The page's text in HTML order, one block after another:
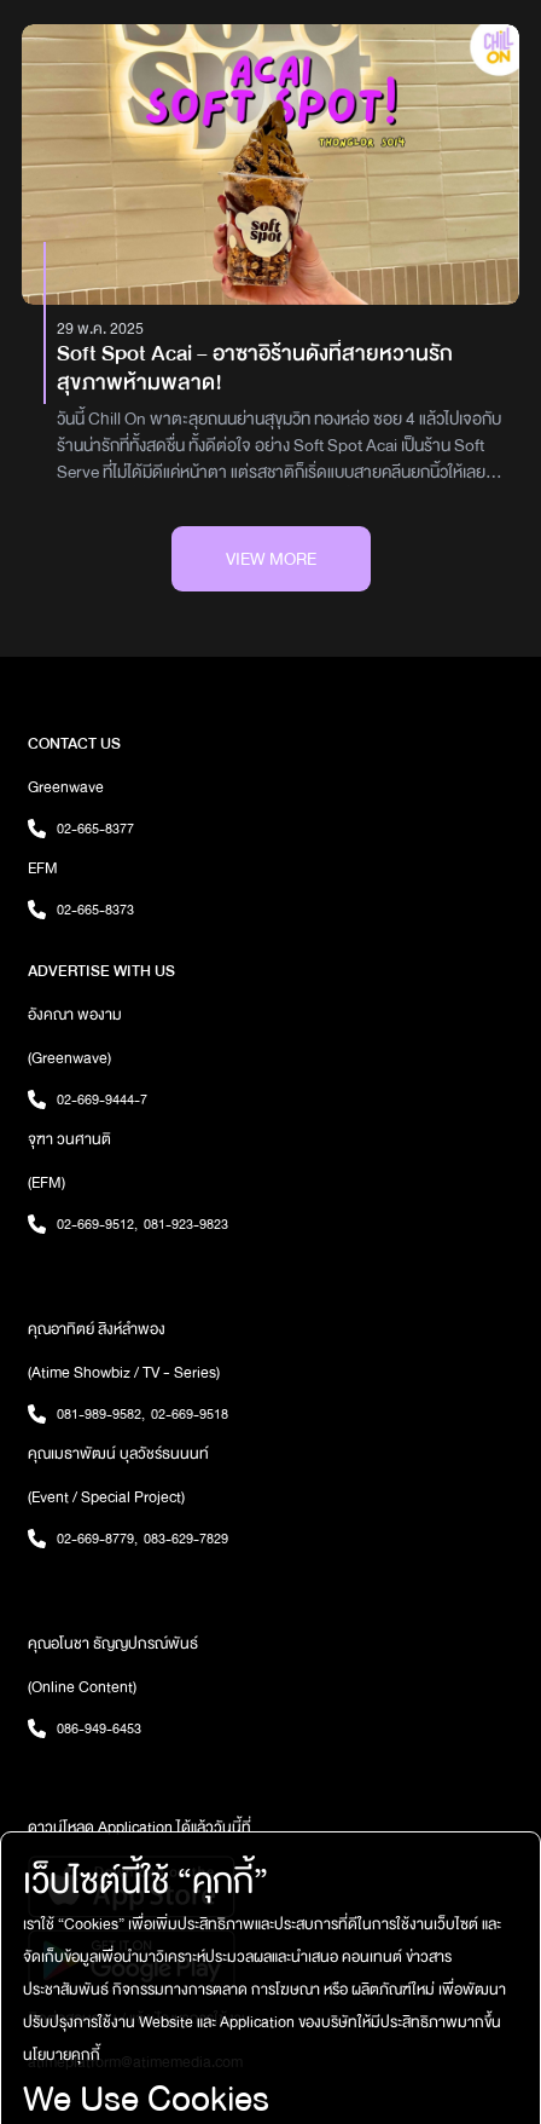
อากาศถ่ายเท น่าแวะไปนั่งกินเมนูของหวานเย็น ๆ ให้ชื่นใจเมนูของทาง
ร้านก็จะเป็นเมนูที่เกี่ยวกับเต้าหู้ทั้งหมด ไม่ว่าจะเป็นน้ำแข็งไส ไอศกรีม
และของทอด ใครที่ชื่นชอบเมนูเต้าหู้บอกเลยว่า โดนใจแน่นอนอากาศร้อน
ๆ แบบนี้ ต้องหาของหวานเย็น ๆ คลายร้อน จัดมา 3 เมนู น่ากินสุด ๆ ทั้ง
เมนู เต้าหู้นมสด+เฉาก๋วย+บัวลอย / น้ำแข็งไส+แป๊ะก๋วย+เฉาก๋วย แต่ละ
เมนูกินแล้วชื่นใจสุด ๆปิดท้ายด้วยเมนูของทอดที่ร้านบอกว่าเป็นเมนูที่
ห้ามพลาดเมื่อมาถึงที่นี่ "เต้าหู้ทอด" เสิร์ฟมาพร้อมกับน้ำจิ้ม กินกัน
เพลิน ๆ เลยใครผ่านไปย่านเยาวราช มองหาที่นั่งแวะพัก ลองแวะมานั่ง
ชิลที่ "โรงเต้าหู้" เพิ่มความสดชื่น ร้านเปิดทุกวัน ตั้งแต่เวลา 9.00 -
21.00 น. คอน้ำเต้าหู้ทั้งหลาย ต้องไม่พลาดมาแวะชิม
29 พ.ค. 2025
Soft Spot Acai – อาซาอิร้านดังที่สายหวานรัก
สุขภาพห้ามพลาด!
วันนี้ Chill On พาตะลุยถนนย่านสุขุมวิท ทองหล่อ ซอย 4 แล้วไปเจอกับ
ร้านน่ารักที่ทั้งสดชื่น ทั้งดีต่อใจ อย่าง Soft Spot Acai เป็นร้าน Soft
Serve ที่ไม่ได้มีดีแค่หน้าตา แต่รสชาติก็เริ่ดแบบสายคลีนยกนิ้วให้เลย
ต่าง ๆ และซอสหลากรส ใครชอบ peanut butter หรือ almond butter
ต้องเลิฟ! สำหรับสายสุขภาพ ที่นี่ใช้วัตถุดิบคุณภาพดี ไร้นม ไร้น้ำตาล
ขัดสี เป็น Plant-based 100% เลยนะเมนูที่เราลองวันนี้: Softspot for
ด้วยpistashio butter sauce หอมมัน เคลือบด้วยครัมเบิลกรุบ ๆ แล้ว
มอลแบบที่เราชอบ! แวะมาแล้วได้ทั้งรูป ได้ทั้งพลังดี ๆ กลับบ้านแน่นอน
ทองหล่อ แขวงคลองตันเหนือ เขตวัฒนากรุงเทพมหานคร 10110เวลา
เปิดปิด : 9:00 - 21:00 น.เบอร์โทร : 096 220 0093ผู้เขียน : ปาณิศา
VIEW MORE
CONTACT US
Greenwave
02-665-8377
EFM
02-665-8373
ADVERTISE WITH US
อังคณา พองาม
(Greenwave)
02-669-9444-7
จุฑา วนศานติ
(EFM)
02-669-9512, 081-923-9823
คุณอาทิตย์ สิงห์ลำพอง
(Atime Showbiz / TV - Series)
081-989-9582, 02-669-9518
คุณเมธาพัฒน์ บุลวัชร์ธนนนท์
(Event / Special Project)
02-669-8779, 083-629-7829
คุณอโนชา ธัญญปกรณ์พันธ์
(Online Content)
086-949-6453
ดาวน์โหลด Application ได้แล้ววันนี้ที่
ติดต่อสอบถาม / แจ้งปัญหาการใช้งาน
atimeplatform@atimemedia.com
เว็บไซต์นี้ใช้ “คุกกี้”
เราใช้ “Cookies” เพื่อเพิ่มประสิทธิภาพและประสบการที่ดีในการใช้งานเว็บไซต์ และ
จัดเก็บข้อมูลเพื่อนำมาวิเคราะห์ประมวลผลและนำเสนอ คอนเทนต์ ข่าวสาร
ประชาสัมพันธ์ กิจกรรมทางการตลาด การโฆษณา หรือ ผลิตภัณฑ์ใหม่ เพื่อพัฒนา
ปรับปรุงการใช้งาน Website และ Application ของบริษัทให้มีประสิทธิภาพมากขึ้น
นโยบายคุกกี้
We Use Cookies